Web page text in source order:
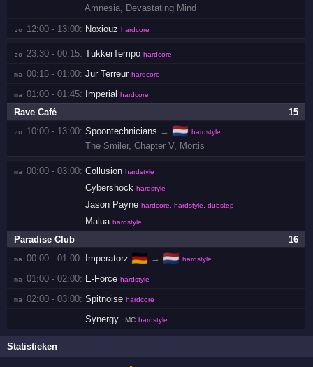
Amnesia, Devastating Mind
zo 12:00 - 13:00: Noxiouz hardcore
zo 23:30 - 00:15: TukkerTempo hardcore
ma 00:15 - 01:00: Jur Terreur hardcore
ma 01:00 - 01:45: Imperial hardcore
15
Rave Café
zo 10:00 - 13:00: Spoontechnicians → 🇳🇱 hardstyle
The Smiler,Chapter V, Mortis
ma 00:00 - 03:00: Collusion hardstyle
Cybershock hardstyle
Jason Payne hardcore, hardstyle, dubstep
Malua hardstyle
16
Paradise Club
ma 00:00 - 01:00: Imperatorz 🇩🇪 → 🇳🇱 hardstyle
ma 01:00 - 02:00: E-Force hardstyle
ma 02:00 - 03:00: Spitnoise hardcore
Synergy · MC hardstyle
Statistieken